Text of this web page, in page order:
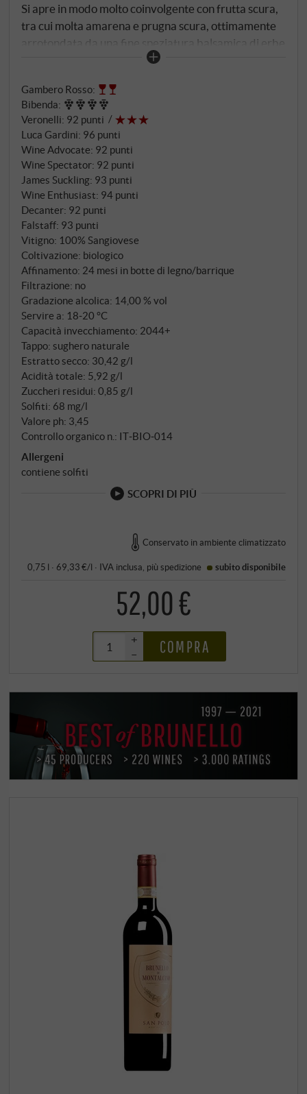
Si apre in modo molto coinvolgente con frutta scura,
tra cui molta amarena e prugna scura, ottimamente
arrotondata da una fine speziatura balsamica di erbe
e note di pepe bianco. Al palato ha una consistenza
rinfrescate da un'acidità da Sangiovese ben
proporzionata e raffinata. Aromi di bacche scure,
lungo, profondo e con un finale notevole e
leggermente minerale. SUPERIORE.DE
Gambero Rosso:
Bibenda:
Veronelli: 92 punti
Luca Gardini: 96 punti
Wine Advocate: 92 punti
Wine Spectator: 92 punti
James Suckling: 93 punti
Wine Enthusiast: 94 punti
Decanter: 92 punti
Falstaff: 93 punti
Vitigno: 100% Sangiovese
Coltivazione: biologico
Affinamento: 24 mesi in botte di legno/barrique
Filtrazione: no
Gradazione alcolica: 14,00 % vol
Servire a: 18‑20 °C
Capacità invecchiamento: 2044+
Tappo: sughero naturale
Estratto secco: 30,42 g/l
Acidità totale: 5,92 g/l
Zuccheri residui: 0,85 g/l
Solfiti: 68 mg/l
Valore ph: 3,45
Controllo organico n.: IT‑BIO‑014
Allergeni
contiene solfiti
SCOPRI DI PIÙ
Conservato in ambiente climatizzato
0,75 l · 69,33 €/l · IVA inclusa, piùspedizione subito disponibile
52,00 €
+
–
COMPRA